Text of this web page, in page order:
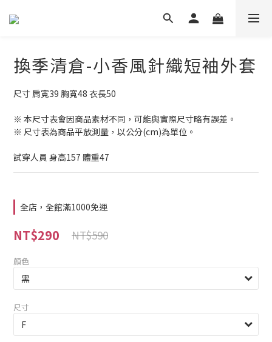
換季清倉-小香風針織短袖外套
尺寸 肩寬39 胸寬48 衣長50
※ 本尺寸表會因商品素材不同，可能與實際尺寸略有誤差。
※ 尺寸表為商品平放測量，以公分(cm)為單位。
試穿人員 身高157 體重47
全店，全館滿1000免運
NT$290 NT$590
顏色
尺寸